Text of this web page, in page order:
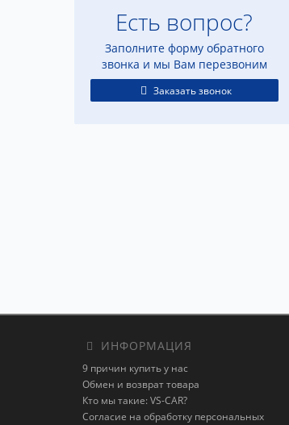
Есть вопрос?
Заполните форму обратного
звонка и мы Вам перезвоним
Заказать звонок
ИНФОРМАЦИЯ
9 причин купить у нас
Обмен и возврат товара
Кто мы такие: VS-CAR?
Согласие на обработку персональных